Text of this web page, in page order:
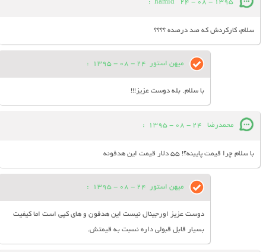
hamid 24 - 08 - 1395
:
سلام، کارکردش که صد درصده ؟؟؟؟
میهن استور 24 - 08 - 1395
:
با سلام. بله دوست عزیز!!!
محمدرضا 24 - 08 - 1395
:
با سلام چرا قیمت پایینه؟! 55 دلار قیمت این هدفونه
میهن استور 24 - 08 - 1395
:
دوست عزیز اورجینال نیست این هدفون و های کپی است اما کیفیت
بسیار قابل قبولی داره نسبت به قیمتش.